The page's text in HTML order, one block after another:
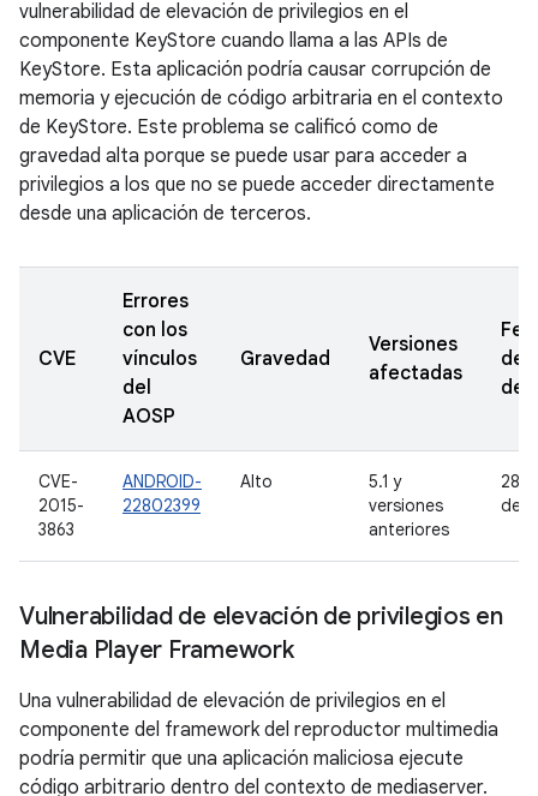
vulnerabilidad de elevación de privilegios en el
componente KeyStore cuando llama a las APIs de
KeyStore. Esta aplicación podría causar corrupción de
memoria y ejecución de código arbitraria en el contexto
de KeyStore. Este problema se calificó como de
gravedad alta porque se puede usar para acceder a
privilegios a los que no se puede acceder directamente
desde una aplicación de terceros.
CVE
Errores
con los
vínculos
del
AOSP
Gravedad
Versiones
afectadas
de
CVE-
2015-
3863
ANDROID-
22802399
Alto
5.1 y
versiones
anteriores
28
de
Vulnerabilidad de elevación de privilegios en
Media Player Framework
Una vulnerabilidad de elevación de privilegios en el
componente del framework del reproductor multimedia
podría permitir que una aplicación maliciosa ejecute
código arbitrario dentro del contexto de mediaserver.